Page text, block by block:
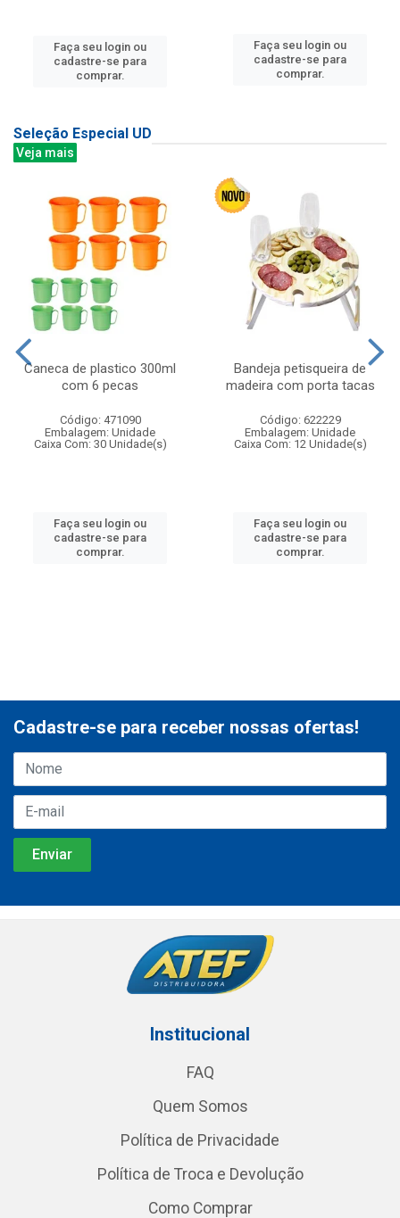
Faça seu login ou
cadastre-se para
comprar.
Faça seu login ou
cadastre-se para
comprar.
Seleção Especial UD
Veja mais
Caneca de plastico 300ml
com 6 pecas
Código: 471090
Embalagem: Unidade
Caixa Com: 30 Unidade(s)
Faça seu login ou
cadastre-se para
comprar.
Bandeja petisqueira de
madeira com porta tacas
Código: 622229
Embalagem: Unidade
Caixa Com: 12 Unidade(s)
Faça seu login ou
cadastre-se para
comprar.
Cadastre-se para receber nossas ofertas!
Institucional
FAQ
Quem Somos
Política de Privacidade
Política de Troca e Devolução
Como Comprar